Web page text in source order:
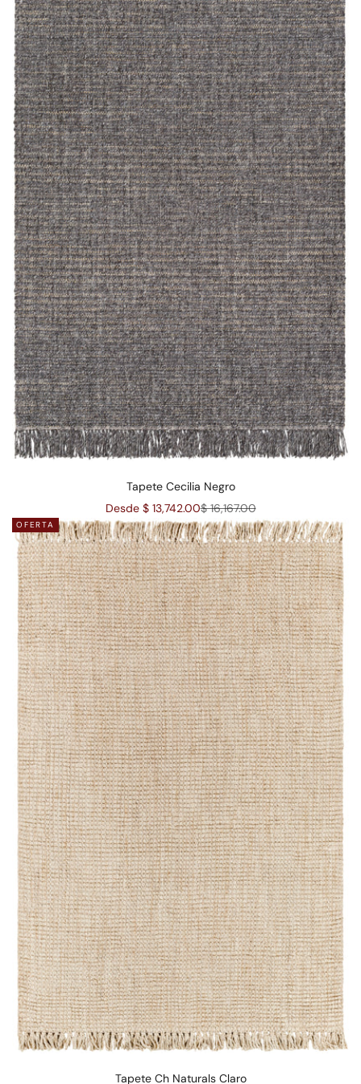
Tapete Cecilia Negro
Precio de oferta
Desde $ 13,742.00Precio normal
$ 16,167.00
OFERTA
Tapete Ch Naturals Claro